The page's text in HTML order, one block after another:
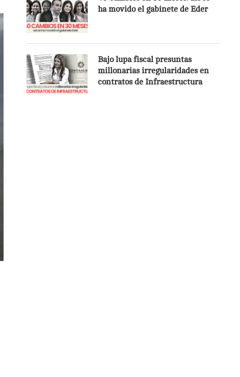
ha movido el gabinete de Eder
Bajo lupa fiscal presuntas
millonarias irregularidades en
contratos de Infraestructura